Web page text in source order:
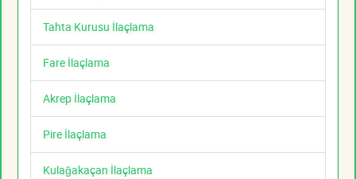
Tahta Kurusu İlaçlama
Fare İlaçlama
Akrep İlaçlama
Pire İlaçlama
Kulağakaçan İlaçlama